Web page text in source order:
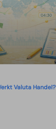
Valuta Handel?